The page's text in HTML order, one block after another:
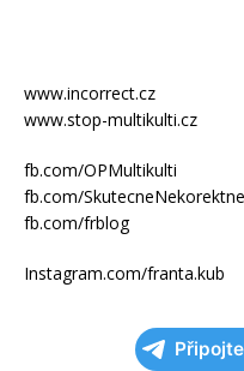
www.incorrect.cz
www.stop-multikulti.cz
fb.com/OPMultikulti
fb.com/SkutecneNekorektne
fb.com/frblog
Instagram.com/franta.kub